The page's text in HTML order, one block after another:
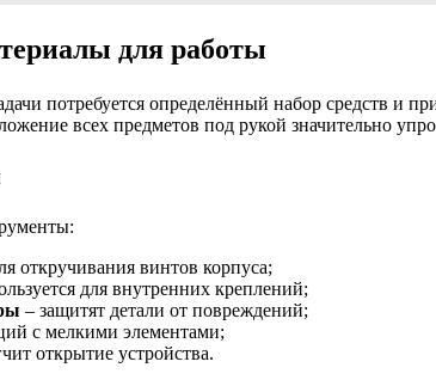
для работы
потребуется определённый набор средств и
всех предметов под рукой значительно
откручивания винтов корпуса;
для внутренних креплений;
– защитят детали от повреждений;
с мелкими элементами;
открытие устройства.